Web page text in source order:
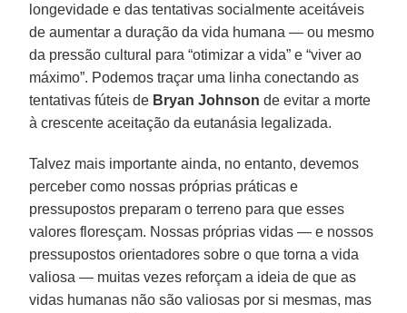
longevidade e das tentativas socialmente aceitáveis
de aumentar a duração da vida humana — ou mesmo
da pressão cultural para “otimizar a vida” e “viver ao
máximo”. Podemos traçar uma linha conectando as
tentativas fúteis de Bryan Johnson de evitar a morte
à crescente aceitação da eutanásia legalizada.
Talvez mais importante ainda, no entanto, devemos
perceber como nossas próprias práticas e
pressupostos preparam o terreno para que esses
valores floresçam. Nossas próprias vidas — e nossos
pressupostos orientadores sobre o que torna a vida
valiosa — muitas vezes reforçam a ideia de que as
vidas humanas não são valiosas por si mesmas, mas